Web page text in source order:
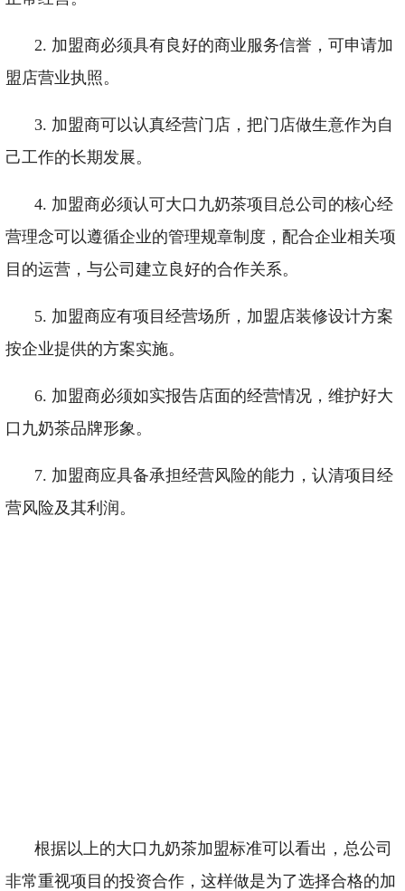
2. 加盟商必须具有良好的商业服务信誉，可申请加
盟店营业执照。
3. 加盟商可以认真经营门店，把门店做生意作为自
己工作的长期发展。
4. 加盟商必须认可大口九奶茶项目总公司的核心经
营理念可以遵循企业的管理规章制度，配合企业相关项
目的运营 ，与公司建立良好的合作关系。
5. 加盟商应有项目经营场所，加盟店装修设计方案
按企业提供的方案实施。
6. 加盟商必须如实报告店面的经营情况，维护好大
口九奶茶品牌形象。
7. 加盟商应具备承担经营风险的能力，认清项目经
营风险及其利润。
根据以上的大口九奶茶加盟标准可以看出，总公司
非常重视项目的投资合作，这样做是为了选择合格的加